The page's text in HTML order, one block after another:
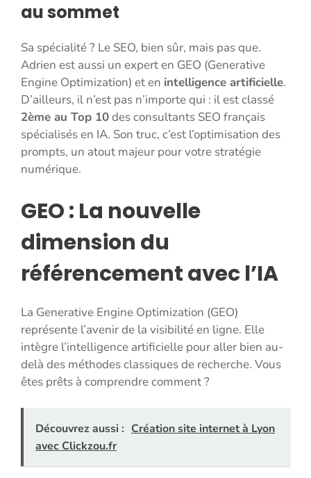
au sommet
Sa spécialité ? Le SEO, bien sûr, mais pas que.
Adrien est aussi un expert en GEO (Generative
Engine Optimization) et en intelligence artificielle.
D’ailleurs, il n’est pas n’importe qui : il est classé
2ème au Top 10des consultants SEO français
spécialisés en IA. Son truc, c’est l’optimisation des
prompts, un atout majeur pour votre stratégie
numérique.
GEO : La nouvelle
dimension du
référencement avec l’IA
La Generative Engine Optimization (GEO)
représente l’avenir de la visibilité en ligne. Elle
intègre l’intelligence artificielle pour aller bien au-
delà des méthodes classiques de recherche. Vous
êtes prêts à comprendre comment ?
Découvrez aussi : Création site internet à Lyon
avec Clickzou.fr